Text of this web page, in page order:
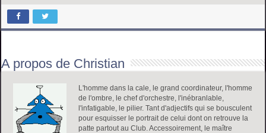
A propos de Christian
L'homme dans la cale, le grand coordinateur, l'homme
de l'ombre, le chef d'orchestre, l'inébranlable,
l'infatigable, le pilier. Tant d'adjectifs qui se bousculent
pour esquisser le portrait de celui dont on retrouve la
patte partout au Club. Accessoirement, le maître